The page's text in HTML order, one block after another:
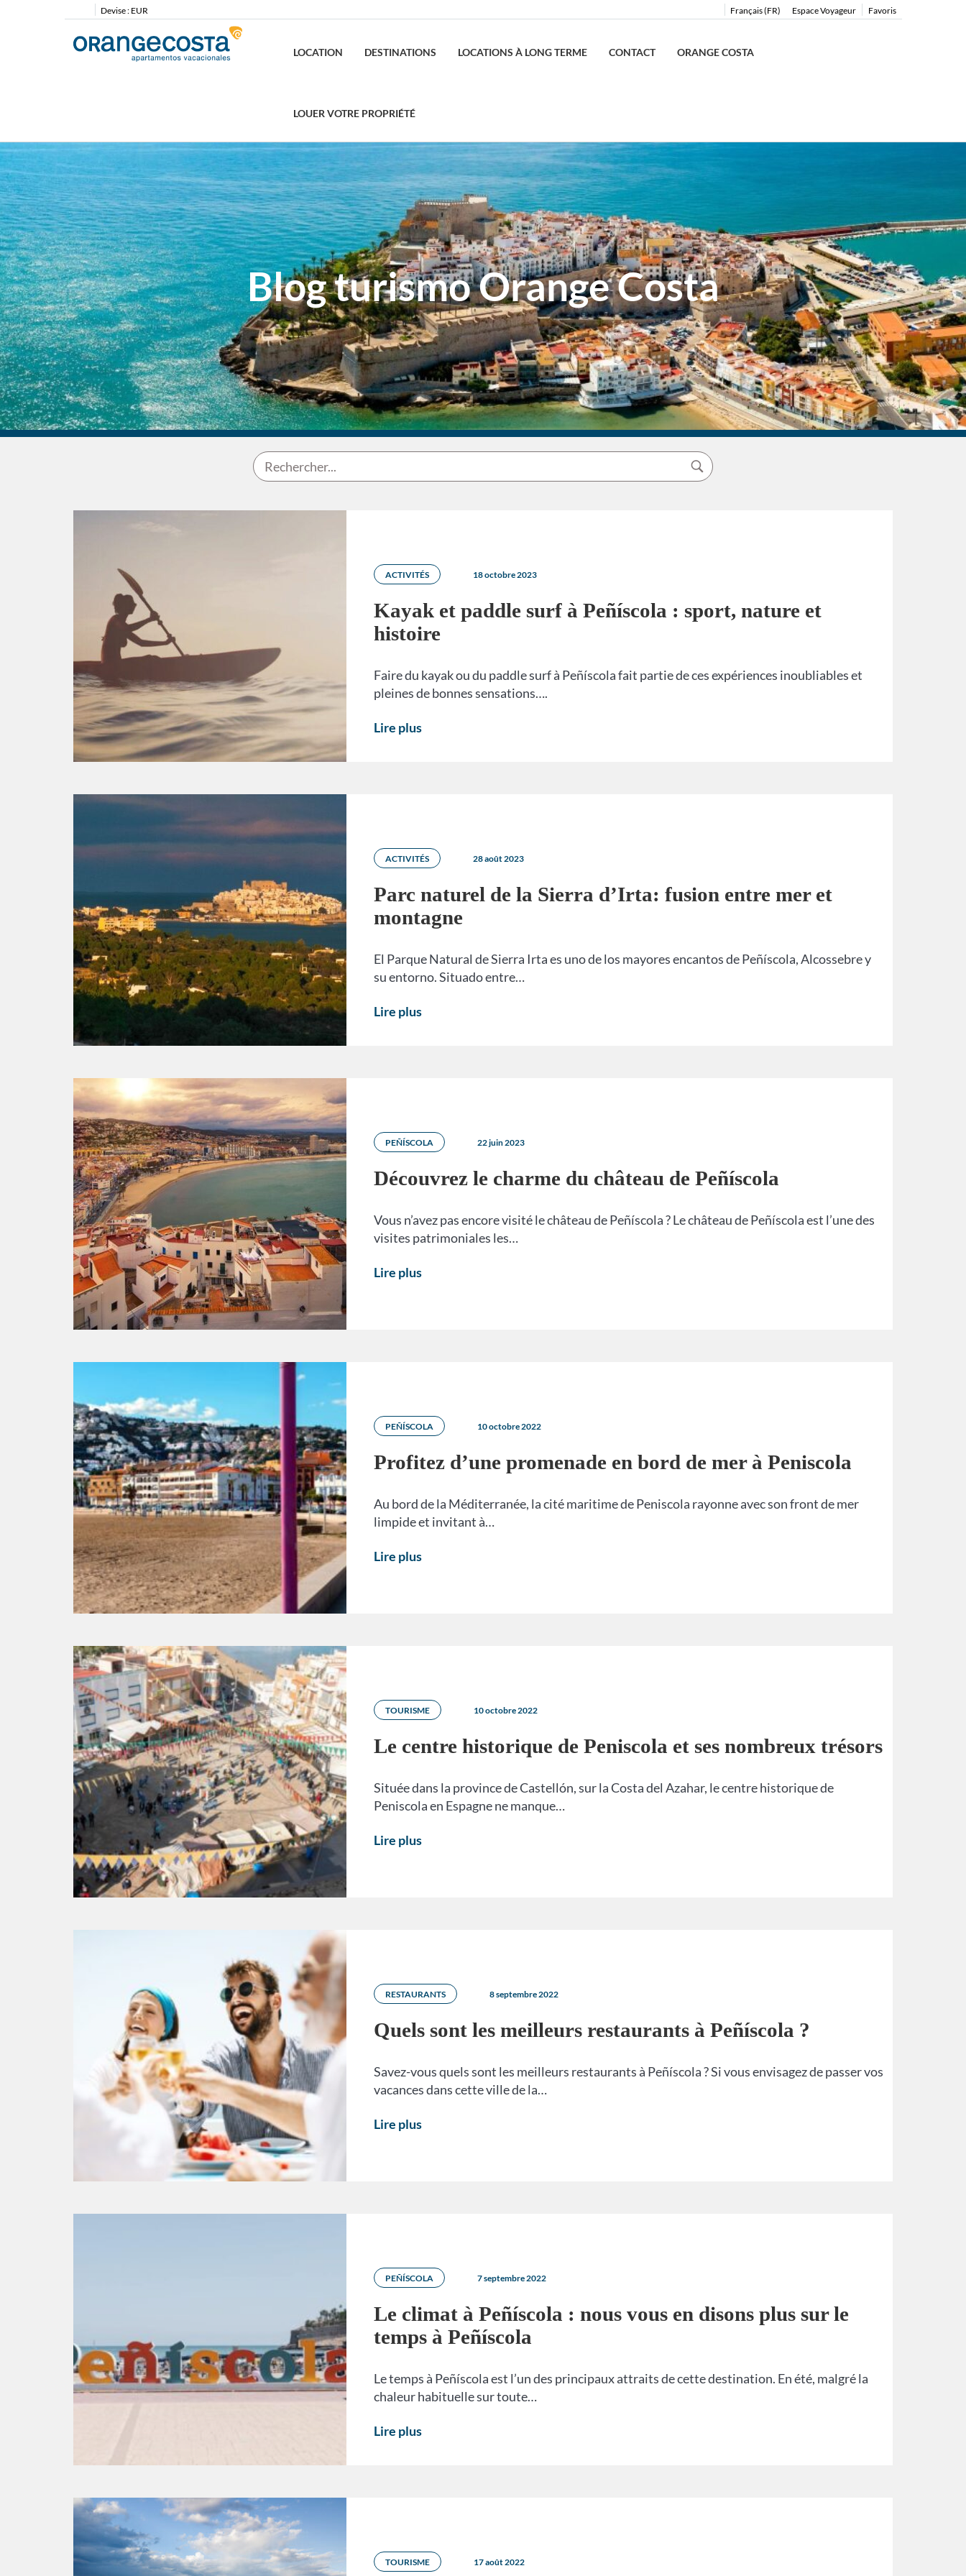
Devise : EUR Favoris
Espace Voyageur
Français (FR)
LOCATION DESTINATIONS LOCATIONS À LONG TERME CONTACT ORANGE COSTA
LOUER VOTRE PROPRIÉTÉ
Blog turismo Orange Costa
ACTIVITÉS 18 octobre 2023
Kayak et paddle surf à Peñíscola : sport, nature et
histoire
Faire du kayak ou du paddle surf à Peñíscola fait partie de ces expériences inoubliables et
pleines de bonnes sensations….
Lire plus
ACTIVITÉS 28 août 2023
Parc naturel de la Sierra d’Irta: fusion entre mer et
montagne
El Parque Natural de Sierra Irta es uno de los mayores encantos de Peñíscola, Alcossebre y
su entorno. Situado entre…
Lire plus
PEÑÍSCOLA 22 juin 2023
Découvrez le charme du château de Peñíscola
Vous n’avez pas encore visité le château de Peñíscola ? Le château de Peñíscola est l’une des
visites patrimoniales les…
Lire plus
PEÑÍSCOLA 10 octobre 2022
Profitez d’une promenade en bord de mer à Peniscola
Au bord de la Méditerranée, la cité maritime de Peniscola rayonne avec son front de mer
limpide et invitant à…
Lire plus
TOURISME 10 octobre 2022
Le centre historique de Peniscola et ses nombreux trésors
Située dans la province de Castellón, sur la Costa del Azahar, le centre historique de
Peniscola en Espagne ne manque…
Lire plus
RESTAURANTS 8 septembre 2022
Quels sont les meilleurs restaurants à Peñíscola ?
Savez-vous quels sont les meilleurs restaurants à Peñíscola ? Si vous envisagez de passer vos
vacances dans cette ville de la…
Lire plus
PEÑÍSCOLA 7 septembre 2022
Le climat à Peñíscola : nous vous en disons plus sur le
temps à Peñíscola
Le temps à Peñíscola est l’un des principaux attraits de cette destination. En été, malgré la
chaleur habituelle sur toute…
Lire plus
TOURISME 17 août 2022